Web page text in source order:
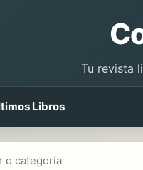
Tu revista
Libros